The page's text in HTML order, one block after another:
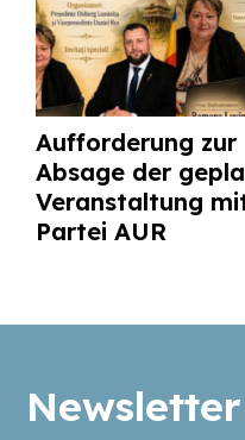
Aufforderung zur
Absage der
Veranstaltung
Partei AUR
Newsletter